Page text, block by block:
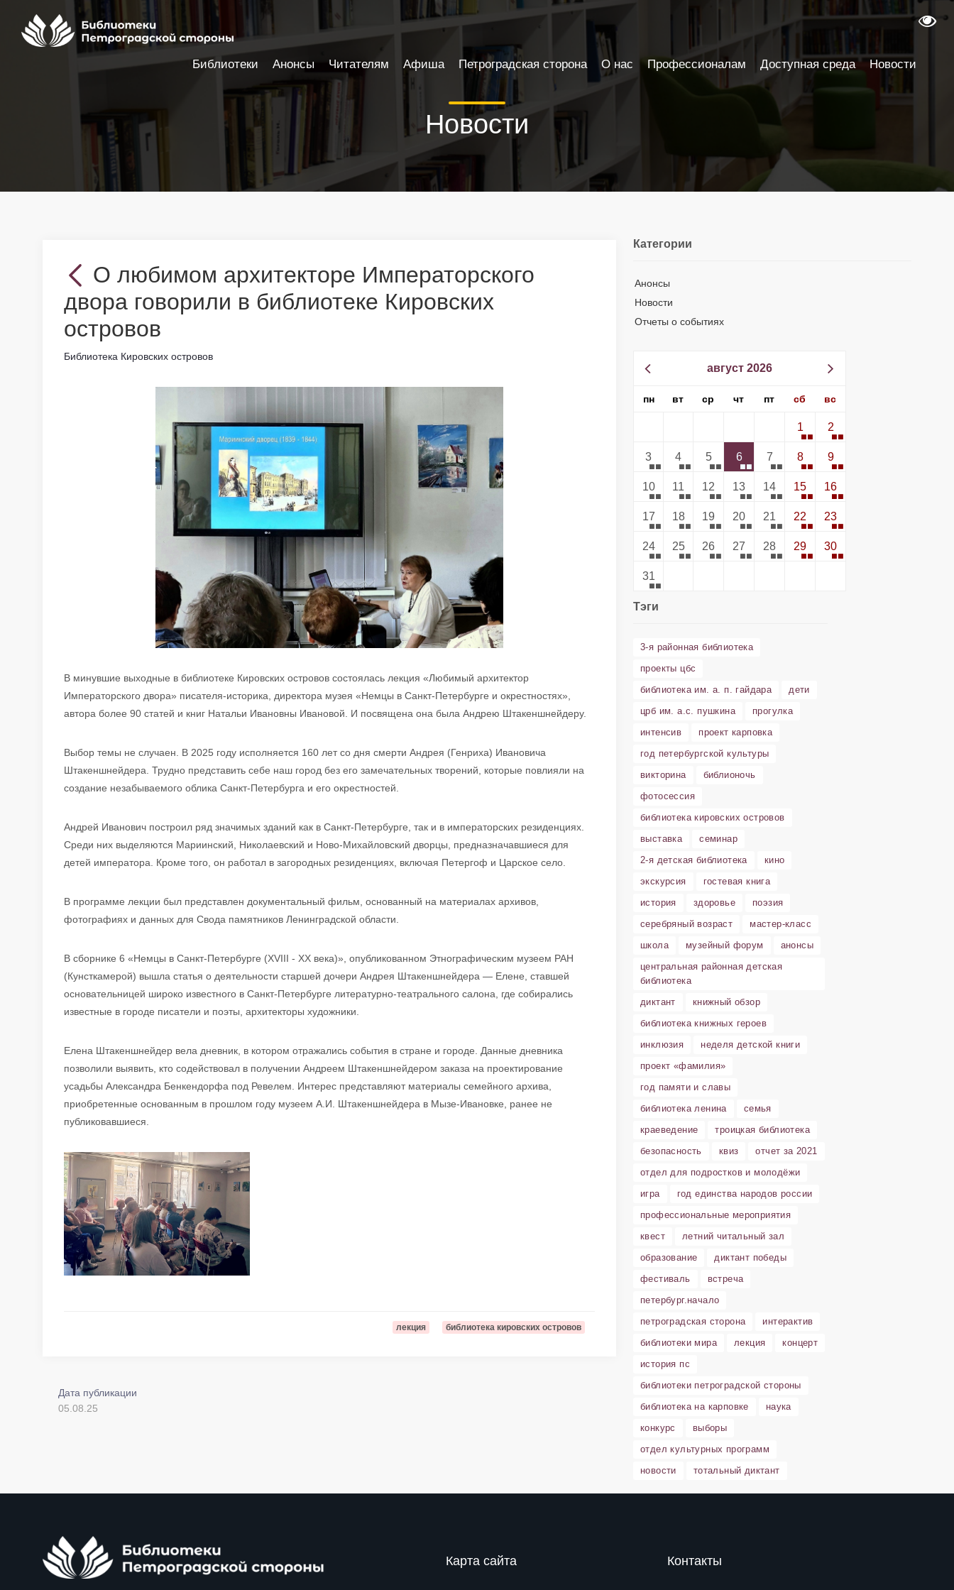
Новости
О любимом архитекторе Императорского
двора говорили в библиотеке Кировских
островов
Библиотека Кировских островов
В минувшие выходные в библиотеке Кировских островов состоялась лекция «Любимый архитектор
Императорского двора» писателя-историка, директора музея «Немцы в Санкт-Петербурге и окрестностях»,
автора более 90 статей и книг Натальи Ивановны Ивановой. И посвящена она была Андрею Штакеншнейдеру.
Выбор темы не случаен. В 2025 году исполняется 160 лет со дня смерти Андрея (Генриха) Ивановича
Штакеншнейдера. Трудно представить себе наш город без его замечательных творений, которые повлияли на
создание незабываемого облика Санкт-Петербурга и его окрестностей.
Андрей Иванович построил ряд значимых зданий как в Санкт-Петербурге, так и в императорских резиденциях.
Среди них выделяются Мариинский, Николаевский и Ново-Михайловский дворцы, предназначавшиеся для
детей императора. Кроме того, он работал в загородных резиденциях, включая Петергоф и Царское село.
В программе лекции был представлен документальный фильм, основанный на материалах архивов,
фотографиях и данных для Свода памятников Ленинградской области.
В сборнике 6 «Немцы в Санкт-Петербурге (XVIII - XX века)», опубликованном Этнографическим музеем РАН
(Кунсткамерой) вышла статья о деятельности старшей дочери Андрея Штакеншнейдера — Елене, ставшей
основательницей широко известного в Санкт-Петербурге литературно-театрального салона, где собирались
известные в городе писатели и поэты, архитекторы художники.
Елена Штакеншнейдер вела дневник, в котором отражались события в стране и городе. Данные дневника
позволили выявить, кто содействовал в получении Андреем Штакеншнейдером заказа на проектирование
усадьбы Александра Бенкендорфа под Ревелем. Интерес представляют материалы семейного архива,
приобретенные основанным в прошлом году музеем А.И. Штакеншнейдера в Мызе-Ивановке, ранее не
публиковавшиеся.
лекция библиотека кировских островов
Дата публикации
05.08.25
Категории
Анонсы
Новости
Отчеты о событиях
август 2026
пн вт ср чт пт сб вс
1 2
3 4 5 6 7 8 9
10 11 12 13 14 15 16
17 18 19 20 21 22 23
24 25 26 27 28 29 30
31
Тэги
3-я районная библиотека
проекты цбс
библиотека им. а. п. гайдара
дети
црб им. а.с. пушкина
прогулка
интенсив
проект карповка
год петербургской культуры
викторина
библионочь
фотосессия
библиотека кировских островов
выставка
семинар
2-я детская библиотека
кино
экскурсия
гостевая книга
история
здоровье
поэзия
серебряный возраст
мастер-класс
школа
музейный форум
анонсы
центральная районная детская
библиотека
диктант
книжный обзор
библиотека книжных героев
инклюзия
неделя детской книги
проект «фамилия»
год памяти и славы
библиотека ленина
семья
краеведение
троицкая библиотека
безопасность
квиз
отчет за 2021
отдел для подростков и молодёжи
игра
год единства народов россии
профессиональные мероприятия
квест
летний читальный зал
образование
диктант победы
фестиваль
встреча
петербург.начало
петроградская сторона
интерактив
библиотеки мира
лекция
концерт
история пс
библиотеки петроградской стороны
библиотека на карповке
наука
конкурс
выборы
отдел культурных программ
новости
тотальный диктант
Карта сайта Контакты
Библиотеки Анонсы Читателям Афиша Петроградская сторона О нас Профессионалам Доступная среда Новости
Настройки доступности